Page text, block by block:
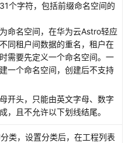
个字符，包括前缀命名空间的
命名空间，在华为云Astro轻应
同租户间数据的重名，租户在
需要先定义一个命名空间。一
一个命名空间，创建后不支持
开头，只能由英文字母、数字
，且不允许以下划线结尾。
类，设置分类后，在工程列表